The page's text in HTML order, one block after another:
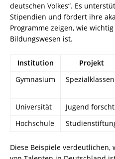
deutschen Volkes“. Es
Stipendien und fördert ihre
Programme zeigen, wie
Bildungswesen ist.
Institution Projekt
Gymnasium
Spezialklassen
Universität
Jugend forscht
Hochschule
Diese Beispiele